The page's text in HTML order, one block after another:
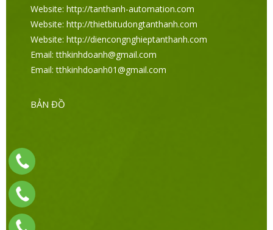
Website: http://tanthanh-automation.com
Website: http://thietbitudongtanthanh.com
Website: http://diencongnghieptanthanh.com
Email: tthkinhdoanh@gmail.com
Email: tthkinhdoanh01@gmail.com
BẢN ĐỒ